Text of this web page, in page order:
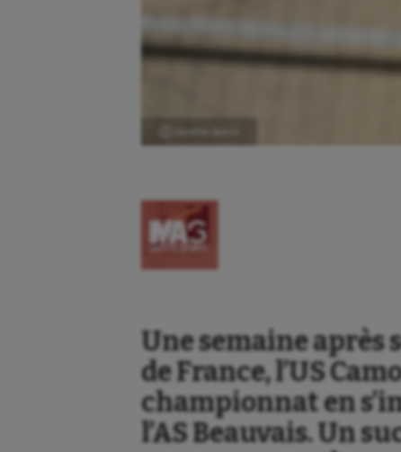
Une semaine après
de France, l’US
championnat en
l’AS Beauvais. Un